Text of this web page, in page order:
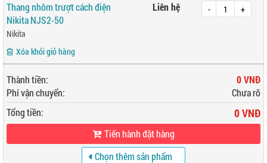
Thang nhôm trượt cách điện
Nikita NJS2-50
Nikita
Xóa khỏi giỏ hàng
Liên hệ - +
Thành tiền:
0 VNĐ
Phí vận chuyển:
Chưa rõ
Tổng tiền:
0 VNĐ
Tiến hành đặt hàng
Chọn thêm sản phẩm